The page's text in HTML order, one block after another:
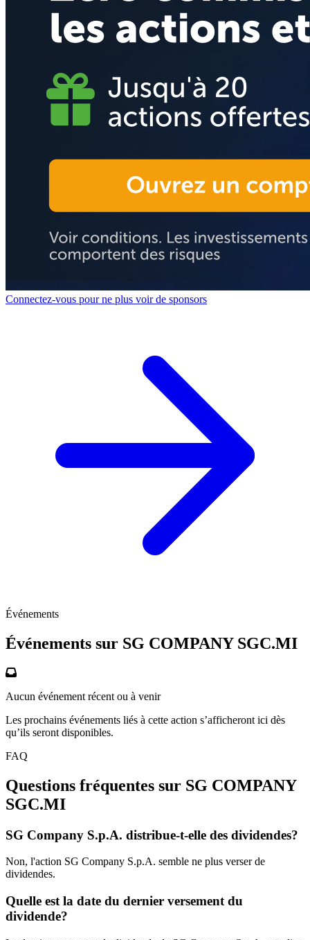
Connectez-vous pour ne plus voir de sponsors
Événements
Événements sur SG COMPANY SGC.MI
Aucun événement récent ou à venir
Les prochains événements liés à cette action s’afficheront ici dès
qu’ils seront disponibles.
FAQ
Questions fréquentes sur SG COMPANY
SGC.MI
SG Company S.p.A. distribue-t-elle des dividendes?
Non, l'action SG Company S.p.A. semble ne plus verser de
dividendes.
Quelle est la date du dernier versement du
dividende?